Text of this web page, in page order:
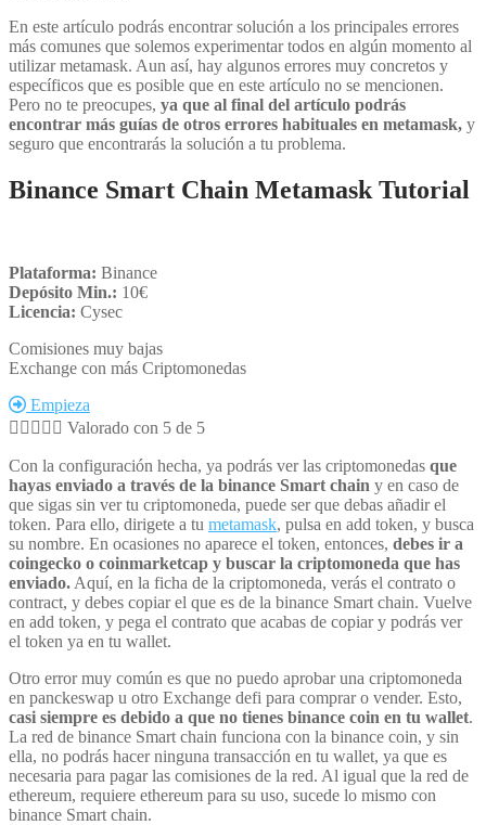
En este artículo podrás encontrar solución a los principales errores
más comunes que solemos experimentar todos en algún momento al
utilizar metamask. Aun así, hay algunos errores muy concretos y
específicos que es posible que en este artículo no se mencionen.
Pero no te preocupes, ya que al final del artículo podrás
encontrar más guías de otros errores habituales en metamask, y
seguro que encontrarás la solución a tu problema.
Binance Smart Chain Metamask Tutorial
Plataforma: Binance
Depósito Min.: 10€
Licencia: Cysec
Comisiones muy bajas
Exchange con más Criptomonedas
Empieza
     Valorado con 5 de 5
Con la configuración hecha, ya podrás ver las criptomonedas que
hayas enviado a través de la binance Smart chain y en caso de
que sigas sin ver tu criptomoneda, puede ser que debas añadir el
token. Para ello, dirigete a tu metamask, pulsa en add token, y busca
su nombre. En ocasiones no aparece el token, entonces, debes ir a
coingecko o coinmarketcap y buscar la criptomoneda que has
enviado. Aquí, en la ficha de la criptomoneda, verás el contrato o
contract, y debes copiar el que es de la binance Smart chain. Vuelve
en add token, y pega el contrato que acabas de copiar y podrás ver
el token ya en tu wallet.
Otro error muy común es que no puedo aprobar una criptomoneda
en panckeswap u otro Exchange defi para comprar o vender. Esto,
casi siempre es debido a que no tienes binance coin en tu wallet.
La red de binance Smart chain funciona con la binance coin, y sin
ella, no podrás hacer ninguna transacción en tu wallet, ya que es
necesaria para pagar las comisiones de la red. Al igual que la red de
ethereum, requiere ethereum para su uso, sucede lo mismo con
binance Smart chain.